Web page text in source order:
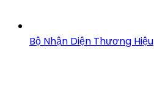
Bộ Nhận Diện Thương Hiệu